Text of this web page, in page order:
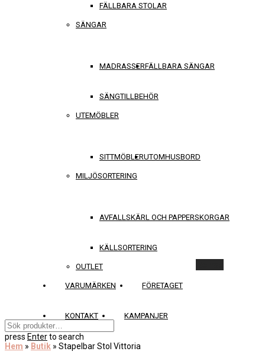
FÄLLBARA STOLAR
SÄNGAR
MADRASSERFÄLLBARA SÄNGAR
SÄNGTILLBEHÖR
UTEMÖBLER
SITTMÖBLERUTOMHUSBORD
MILJÖSORTERING
AVFALLSKÄRL OCH PAPPERSKORGAR
KÄLLSORTERING
OUTLET
VARUMÄRKEN FÖRETAGET
KONTAKT KAMPANJER
press Enterto search
Hem » Butik » Stapelbar Stol Vittoria